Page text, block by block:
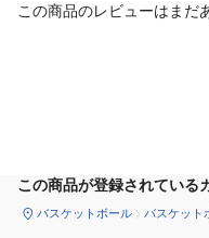
この商品のレビューはまだ
この商品が登録されている
バスケットボール バスケット